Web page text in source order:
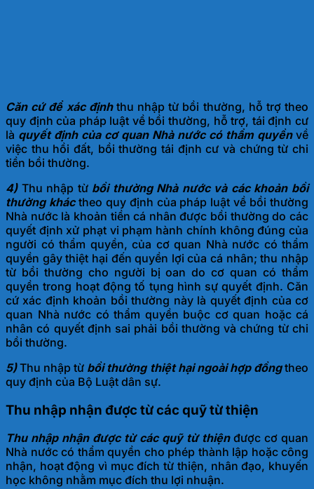
Căn cứ để xác địnhthu nhập từ bồi thường, hỗ trợ theo
quy định của pháp luật về bồi thường, hỗ trợ, tái định cư
là quyết định của cơ quan Nhà nước có thẩm quyềnvề
việc thu hồi đất, bồi thường tái định cư và chứng từ chi
tiền bồi thường.
4) Thu nhập từ bồi thường Nhà nước và các khoản bồi
thường khác theo quy định của pháp luật về bồi thường
Nhà nước là khoản tiền cá nhân được bồi thường do các
quyết định xử phạt vi phạm hành chính không đúng của
người có thẩm quyền, của cơ quan Nhà nước có thẩm
quyền gây thiệt hại đến quyền lợi của cá nhân; thu nhập
từ bồi thường cho người bị oan do cơ quan có thẩm
quyền trong hoạt động tố tụng hình sự quyết định. Căn
cứ xác định khoản bồi thường này là quyết định của cơ
quan Nhà nước có thẩm quyền buộc cơ quan hoặc cá
nhân có quyết định sai phải bồi thường và chứng từ chi
bồi thường.
5) Thu nhập từ bồi thường thiệt hại ngoài hợp đồngtheo
quy định của Bộ Luật dân sự.
Thu nhập nhận được từ các quỹ từ thiện
Thu nhập nhận được từ các quỹ từ thiện được cơ quan
Nhà nước có thẩm quyền cho phép thành lập hoặc công
nhận, hoạt động vì mục đích từ thiện, nhân đạo, khuyến
học không nhằm mục đích thu lợi nhuận.